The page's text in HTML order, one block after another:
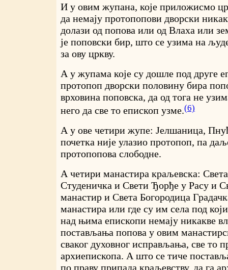
И у овим жупана, које приложисмо
да немају протопопови дворски
долази од попова или од Влаха или
је поповски бир, што се узима на
за ову цркву.
А у жупама које су дошле под друге
протопоп дворски половину бира
врховина поповска, да од тога не
него да све то епископ узме.(6)
А у ове четири жупе: Јелшаница,
почетка није улазио протопоп, па
протопопова слободне.
А четири манастира краљевска:
Студеничка и Свети Ђорђе у Расу и
манастир и Света Богородица
манастира или где су им села под
над њима епископи немају никакве
постављања попова у овим
сваког духовног исправљања, све то
архиепископа. А што се тиче
по праву припада краљевству, да га